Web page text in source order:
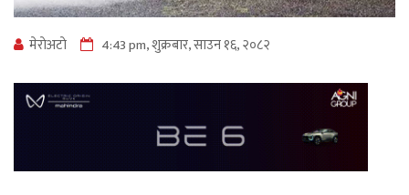
मेराेअटाे 4:43 pm, शुक्रबार, साउन १६, २०८२